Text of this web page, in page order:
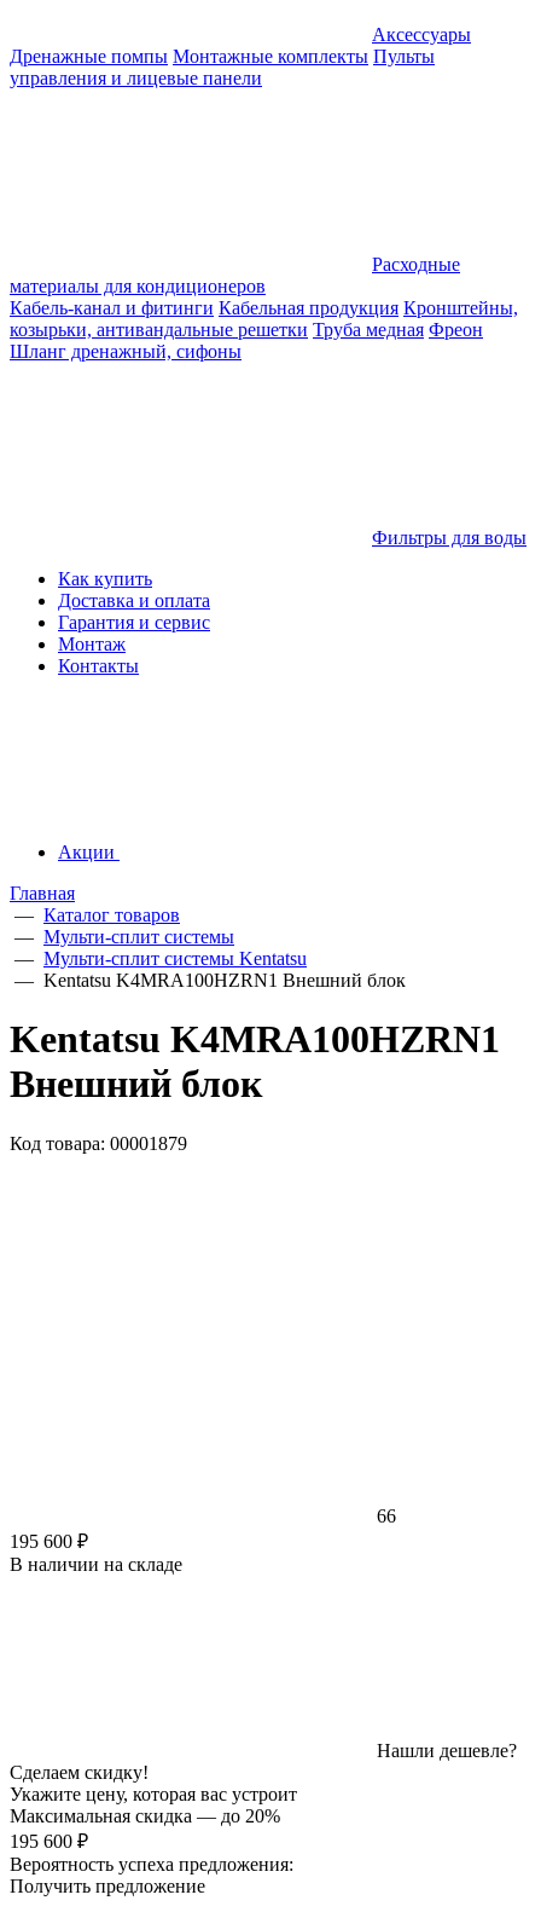
Аксессуары
Дренажные помпы Монтажные комплекты Пульты
управления и лицевые панели
Расходные
материалы для кондиционеров
Кабель-канал и фитинги Кабельная продукция Кронштейны,
козырьки, антивандальные решетки Труба медная Фреон
Шланг дренажный, сифоны
Фильтры для воды
Как купить
Доставка и оплата
Гарантия и сервис
Монтаж
Контакты
Акции
Главная
— Каталог товаров
— Мульти-сплит системы
— Мульти-сплит системы Kentatsu
— Kentatsu K4MRA100HZRN1 Внешний блок
Kentatsu K4MRA100HZRN1
Внешний блок
Код товара: 00001879
66
195 600 ₽
В наличии на складе
Нашли дешевле?
Сделаем скидку!
Укажите цену, которая вас устроит
Максимальная скидка — до 20%
195 600 ₽
Вероятность успеха предложения:
Получить предложение